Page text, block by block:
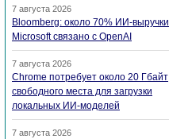
7 августа 2026
Bloomberg: около 70% ИИ-выручки
Microsoft связано с OpenAI
7 августа 2026
Chrome потребует около 20 Гбайт
свободного места для загрузки
локальных ИИ-моделей
7 августа 2026